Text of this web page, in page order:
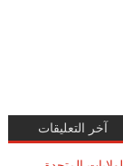
آخر التعليقات